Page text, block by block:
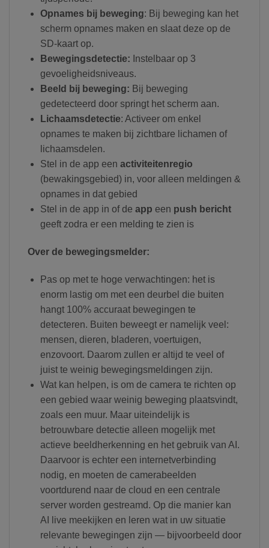
Opnames bij beweging: Bij beweging kan het
scherm opnames maken en slaat deze op de
SD-kaart op.
Bewegingsdetectie: Instelbaar op 3
gevoeligheidsniveaus.
Beeld bij beweging: Bij beweging
gedetecteerd door springt het scherm aan.
Lichaamsdetectie: Activeer om enkel
opnames te maken bij zichtbare lichamen of
lichaamsdelen.
Stel in de app een activiteitenregio
(bewakingsgebied) in, voor alleen meldingen &
opnames in dat gebied
Stel in de app in of de app een push bericht
geeft zodra er een melding te zien is
Over de bewegingsmelder:
Pas op met te hoge verwachtingen: het is
enorm lastig om met een deurbel die buiten
hangt 100% accuraat bewegingen te
detecteren. Buiten beweegt er namelijk veel:
mensen, dieren, bladeren, voertuigen,
enzovoort. Daarom zullen er altijd te veel of
juist te weinig bewegingsmeldingen zijn.
Wat kan helpen, is om de camera te richten op
een gebied waar weinig beweging plaatsvindt,
zoals een muur. Maar uiteindelijk is
betrouwbare detectie alleen mogelijk met
actieve beeldherkenning en het gebruik van AI.
Daarvoor is echter een internetverbinding
nodig, en moeten de camerabeelden
voortdurend naar de cloud en een centrale
server worden gestreamd. Op die manier kan
AI live meekijken en leren wat in uw situatie
relevante bewegingen zijn — bijvoorbeeld door